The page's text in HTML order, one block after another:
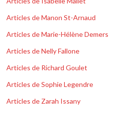
Articles de Manon St-Arnaud
Articles de Marie-Hélène Demers
Articles de Nelly Fallone
Articles de Richard Goulet
Articles de Sophie Legendre
Articles de Zarah Issany